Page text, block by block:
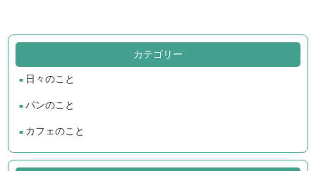
カテゴリー
日々のこと
パンのこと
カフェのこと